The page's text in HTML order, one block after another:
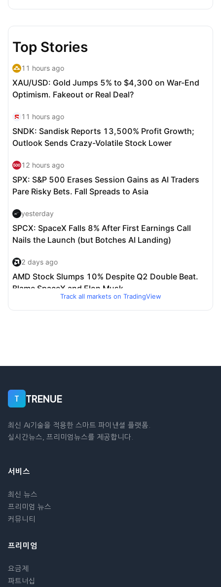
Track all markets on TradingView
T TRENUE
최신 AI기술을 적용한 스마트 파이낸셜 플랫폼.
실시간뉴스, 프리미엄뉴스를 제공합니다.
서비스
최신 뉴스
프리미엄 뉴스
커뮤니티
프리미엄
요금제
파트너십